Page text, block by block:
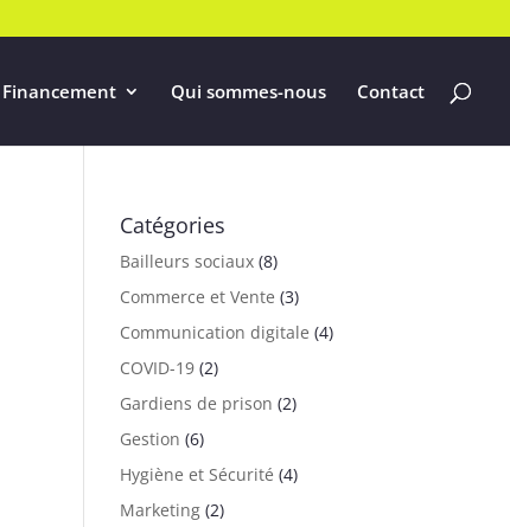
Financement Qui sommes-nous Contact
Catégories
Bailleurs sociaux (8)
Commerce et Vente (3)
Communication digitale (4)
COVID-19 (2)
Gardiens de prison (2)
Gestion (6)
Hygiène et Sécurité (4)
Marketing (2)